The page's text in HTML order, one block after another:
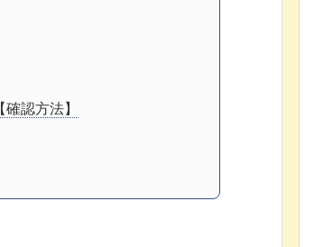
認方法】